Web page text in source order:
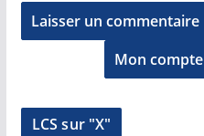
Mon compte
LCS sur "X"